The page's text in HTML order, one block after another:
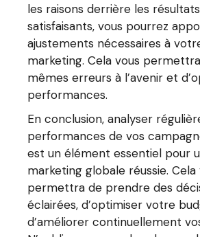
les raisons derrière les
satisfaisants, vous pourrez
ajustements nécessaires à
marketing. Cela vous
mêmes erreurs à l’avenir et
performances.
En conclusion, analyser
performances de vos
est un élément essentiel pour
marketing globale réussie. Cela
permettra de prendre des
éclairées, d’optimiser votre
d’améliorer continuellement